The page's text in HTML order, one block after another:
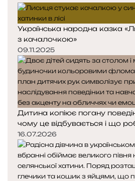
Українська народна казка
з качалочкою»
09.11.2025
Дитина копіює погану
чому це відбувається і що
16.07.2026